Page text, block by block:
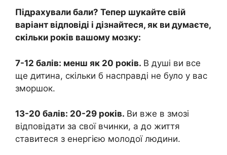
Підрахували бали? Тепер шукайте свій
варіант відповіді і дізнайтеся, як ви думаєте,
скільки років вашому мозку:
7-12 балів: менш як 20 років. В душі ви все
ще дитина, скільки б насправді не було у вас
зморшок.
13-20 балів: 20-29 років. Ви вже в змозі
відповідати за свої вчинки, а до життя
ставитеся з енергією молодої людини.